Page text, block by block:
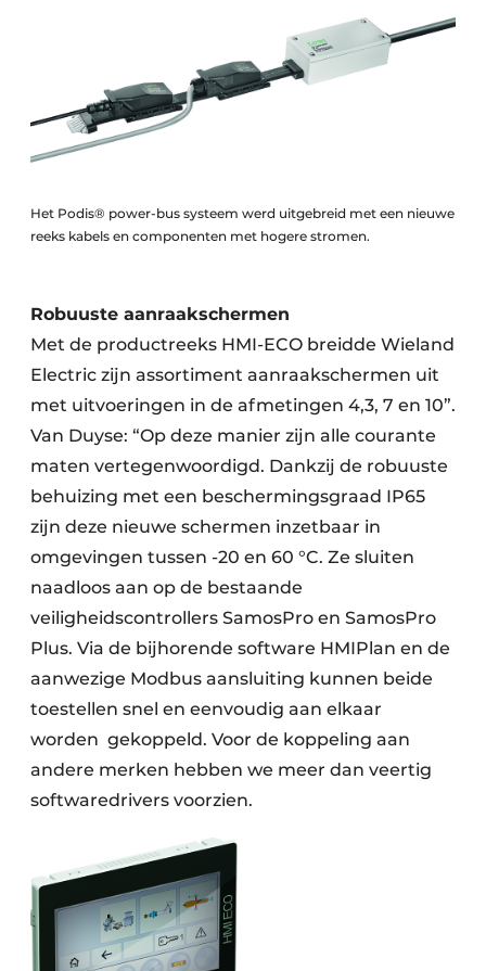
Het Podis® power-bus systeem werd uitgebreid met een nieuwe
reeks kabels en componenten met hogere stromen.
Robuuste aanraakschermen
Met de productreeks HMI-ECO breidde Wieland
Electric zijn assortiment aanraakschermen uit
met uitvoeringen in de afmetingen 4,3, 7 en 10”.
Van Duyse: “Op deze manier zijn alle courante
maten vertegenwoordigd. Dankzij de robuuste
behuizing met een beschermingsgraad IP65
zijn deze nieuwe schermen inzetbaar in
omgevingen tussen -20 en 60 °C. Ze sluiten
naadloos aan op de bestaande
veiligheidscontrollers SamosPro en SamosPro
Plus. Via de bijhorende software HMIPlan en de
aanwezige Modbus aansluiting kunnen beide
toestellen snel en eenvoudig aan elkaar
worden gekoppeld. Voor de koppeling aan
andere merken hebben we meer dan veertig
softwaredrivers voorzien.